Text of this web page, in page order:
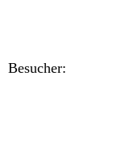
Besucher: